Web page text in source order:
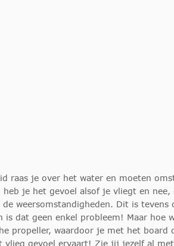
raas je over het water en moeten
je het gevoel alsof je vliegt en
weersomstandigheden. Dit is
dat geen enkel probleem! Maar hoe
propeller, waardoor je met het
gevoel ervaart! Zie jij jezelf al